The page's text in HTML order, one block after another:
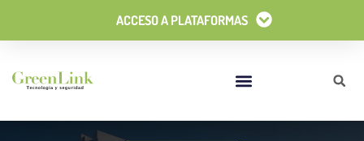
Flyout
Menu
ACCESO A PLATAFORMAS